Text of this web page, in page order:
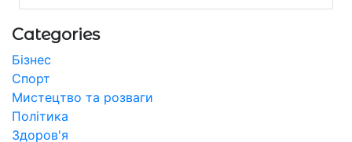
Categories
Бізнес
Спорт
Мистецтво та розваги
Політика
Здоров'я